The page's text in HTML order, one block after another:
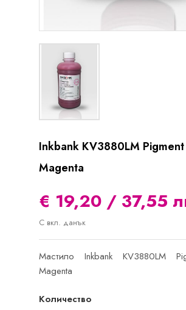
Inkbank KV3880LM
Magenta
€ 19,20 / 37,55
С вкл. данък
Мастило Inkbank KV3880LM
Magenta
Количество